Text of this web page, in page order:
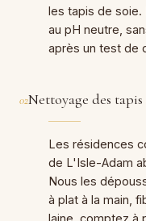
les tapis de soie.
au pH neutre,
après un test de
02Nettoyage des
Les résidences
de L'Isle-Adam
Nous les
à plat à la main,
laine, comptez à